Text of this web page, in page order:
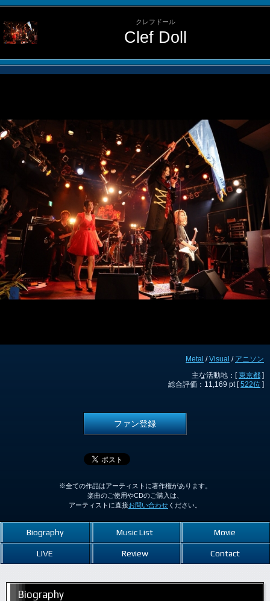
クレフドール
Clef Doll
Metal /Visual / アニソン
主な活動地：[東京都 ]
総合評価：11,169 pt [522位 ]
ファン登録
※全ての作品はアーティストに著作権があります。
楽曲のご使用やCDのご購入は、
アーティストに直接お問い合わせ ください。
Biography Music List Movie
LIVE Review Contact
Biography